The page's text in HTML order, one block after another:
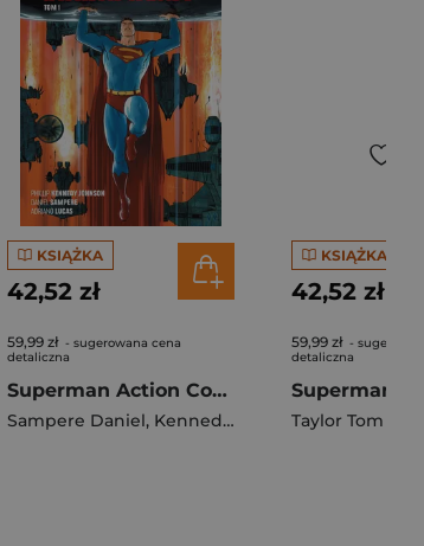
KSIĄŻKA
42,52 zł
59,99 zł - sugerowana cena
detaliczna
Superman Action Comics. Nadejście Świata Wojny. Tom 1
Sampere Daniel, Kennedy Johnson Phillip
KSIĄŻKA
42,52 zł
59,99 zł -
detaliczna
Taylor Tom